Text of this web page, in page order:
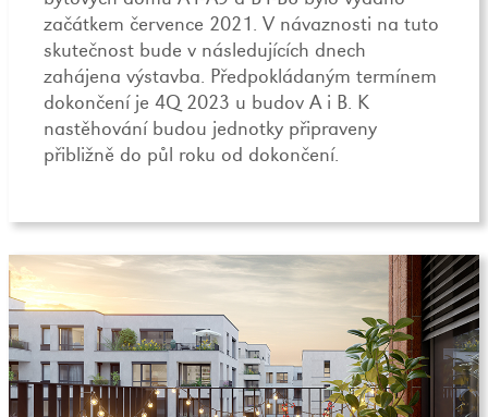
začátkem července 2021. V návaznosti na tuto
skutečnost bude v následujících dnech
zahájena výstavba. Předpokládaným termínem
dokončení je 4Q 2023 u budov A i B. K
nastěhování budou jednotky připraveny
přibližně do půl roku od dokončení.